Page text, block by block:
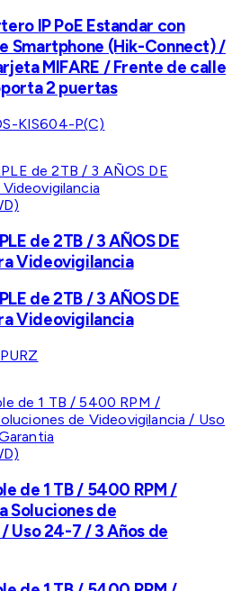
IP PoE Estandar con
Smartphone (Hik-Connect) /
MIFARE / Frente de calle
2 puertas
KIS604-P(C)
de 2TB / 3 AÑOS DE
Videovigilancia
de 2TB / 3 AÑOS DE
Videovigilancia
de 1 TB / 5400 RPM /
Soluciones de
Uso 24-7 / 3 Años de